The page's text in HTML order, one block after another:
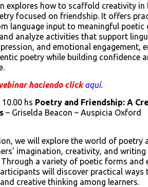
explores how to scaffold creativity in
focused on friendship. It offers
language input to meaningful poetic
analyze activities that support
and emotional engagement,
poetry while building confidence
haciendo clickaquí.
hs Poetry and Friendship: A
– Griselda Beacon – Auspicia Oxford
we will explore the world of poetry
imagination, creativity, and writing
a variety of poetic forms and
will discover practical ways
creative thinking among learners.